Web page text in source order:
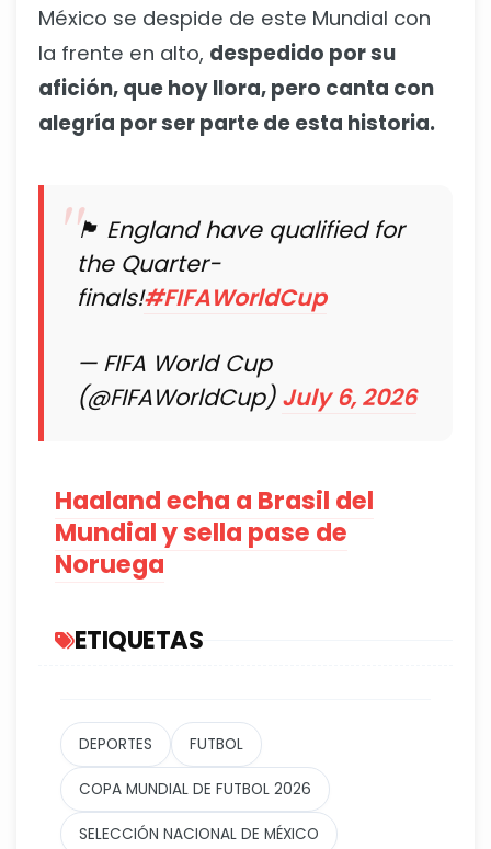
México se despide de este Mundial con
la frente en alto, despedido por su
afición, que hoy llora, pero canta con
alegría por ser parte de esta historia.
🏴󠁧󠁢󠁥󠁮󠁧󠁿 England have qualified for
the Quarter-
finals!#FIFAWorldCup
— FIFA World Cup
(@FIFAWorldCup) July 6, 2026
Haaland echa a Brasil del
Mundial y sella pase de
Noruega
ETIQUETAS
DEPORTES FUTBOL
COPA MUNDIAL DE FUTBOL 2026
SELECCIÓN NACIONAL DE MÉXICO